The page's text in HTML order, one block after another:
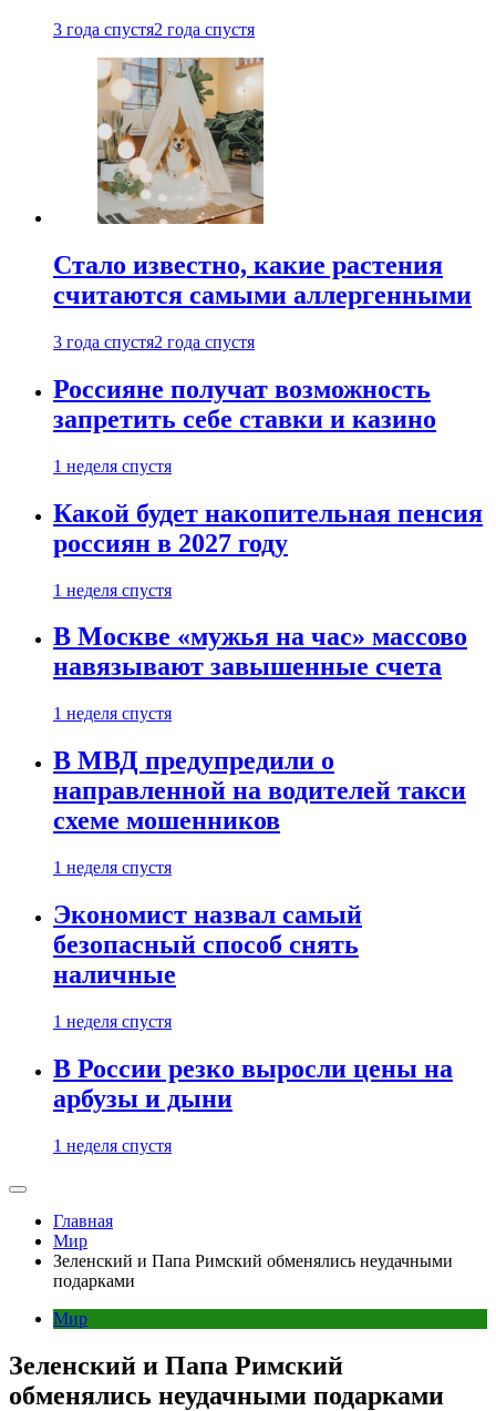
3 года спустя2 года спустя
Стало известно, какие растения
считаются самыми аллергенными
3 года спустя2 года спустя
Россияне получат возможность
запретить себе ставки и казино
1 неделя спустя
Какой будет накопительная пенсия
россиян в 2027 году
1 неделя спустя
В Москве «мужья на час» массово
навязывают завышенные счета
1 неделя спустя
В МВД предупредили о
направленной на водителей такси
схеме мошенников
1 неделя спустя
Экономист назвал самый
безопасный способ снять
наличные
1 неделя спустя
В России резко выросли цены на
арбузы и дыни
1 неделя спустя
Главная
Мир
Зеленский и Папа Римский обменялись неудачными
подарками
Мир
Зеленский и Папа Римский
обменялись неудачными подарками